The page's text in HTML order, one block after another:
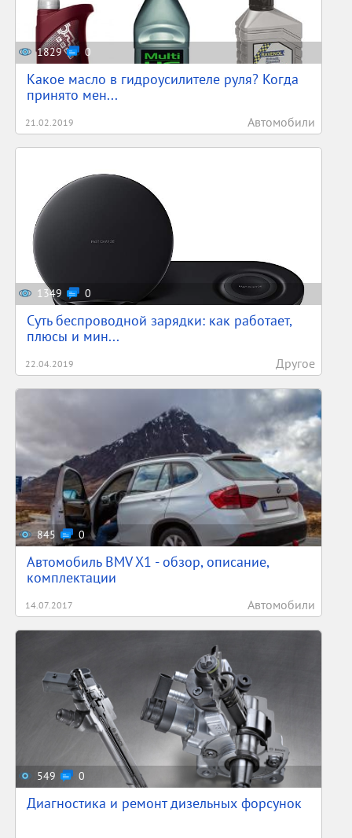
1829 0
Какое масло в гидроусилителе руля? Когда
принято мен...
21.02.2019 Автомобили
1349 0
Суть беспроводной зарядки: как работает,
плюсы и мин...
22.04.2019 Другое
845 0
Автомобиль BMV X1 - обзор, описание,
комплектации
14.07.2017 Автомобили
549 0
Диагностика и ремонт дизельных форсунок